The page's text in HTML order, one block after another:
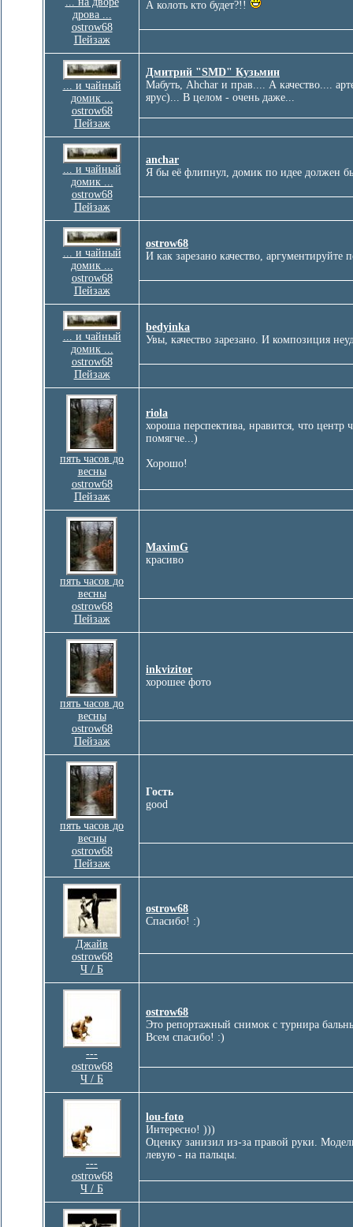
дрова ...
ostrow68
Пейзаж
А колоть кто будет?!!
... и чайный
домик ...
ostrow68
Пейзаж
Дмитрий "SMD" Кузьмин
Мабуть, Ahchar и прав.... А качество....
ярус)... В целом - очень даже...
... и чайный
домик ...
ostrow68
Пейзаж
anchar
Я бы её флипнул, домик по идее должен
... и чайный
домик ...
ostrow68
Пейзаж
ostrow68
И как зарезано качество,
... и чайный
домик ...
ostrow68
Пейзаж
bedyinka
Увы, качество зарезано. И композиция
пять часов до
весны
ostrow68
Пейзаж
riola
хороша перспектива, нравится, что центр
помягче...)
Хорошо!
пять часов до
весны
ostrow68
Пейзаж
MaximG
красиво
пять часов до
весны
ostrow68
Пейзаж
inkvizitor
хорошее фото
пять часов до
весны
ostrow68
Пейзаж
Гость
good
Джайв
ostrow68
Ч / Б
ostrow68
Спасибо! :)
---
ostrow68
Ч / Б
ostrow68
Это репортажный снимок с турнира
Всем спасибо! :)
---
ostrow68
Ч / Б
lou-foto
Интересно! )))
Оценку занизил из-за правой руки.
левую - на пальцы.